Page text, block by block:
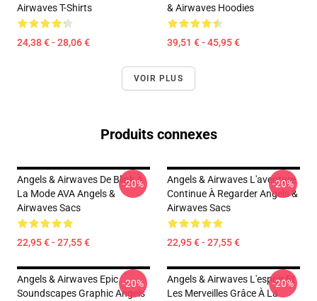
Airwaves T-Shirts
24,38 € - 28,06 €
& Airwaves Hoodies
39,51 € - 45,95 €
VOIR PLUS
Produits connexes
Angels & Airwaves De Blink À
La Mode AVA Angels &
Airwaves Sacs
22,95 € - 27,55 €
-20%
Angels & Airwaves L'aventure
Continue À Regarder Angels &
Airwaves Sacs
22,95 € - 27,55 €
-20%
Angels & Airwaves Epic
Soundscapes Graphic Angels
-20%
Angels & Airwaves L'espoir Et
Les Merveilles Grâce À La
-20%